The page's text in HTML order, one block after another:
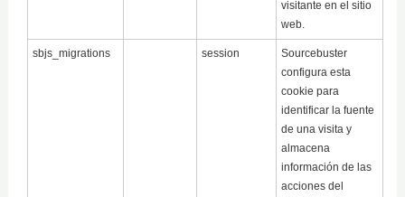
visitante en el sitio
web.
sbjs_migrations session
Sourcebuster
configura esta
cookie para
identificar la fuente
de una visita y
almacena
información de las
acciones del